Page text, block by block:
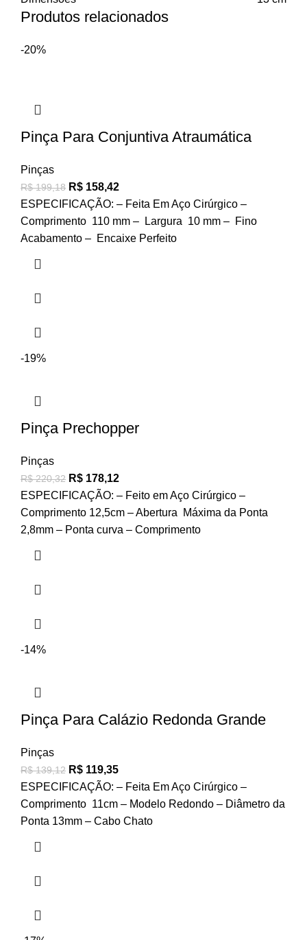
Produtos relacionados
-20%
Pinça Para Conjuntiva Atraumática
Pinças
R$199,18 R$ 158,42
ESPECIFICAÇÃO: – Feita Em Aço Cirúrgico –
Comprimento 110 mm – Largura 10 mm – Fino
Acabamento – Encaixe Perfeito
-19%
Pinça Prechopper
Pinças
R$220,32 R$ 178,12
ESPECIFICAÇÃO: – Feito em Aço Cirúrgico –
Comprimento 12,5cm – Abertura Máxima da Ponta
2,8mm – Ponta curva – Comprimento
-14%
Pinça Para Calázio Redonda Grande
Pinças
R$139,12 R$ 119,35
ESPECIFICAÇÃO: – Feita Em Aço Cirúrgico –
Comprimento 11cm – Modelo Redondo – Diâmetro da
Ponta 13mm – Cabo Chato